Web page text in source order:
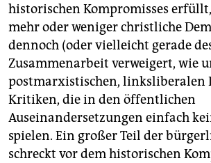
historischen Kompromisses
mehr oder weniger christliche
dennoch (oder vielleicht gerade
Zusammenarbeit verweigert, wie
postmarxistischen, linksliberalen
Kritiken, die in den öffentlichen
Auseinandersetzungen einfach
spielen. Ein großer Teil der
schreckt vor dem historischen